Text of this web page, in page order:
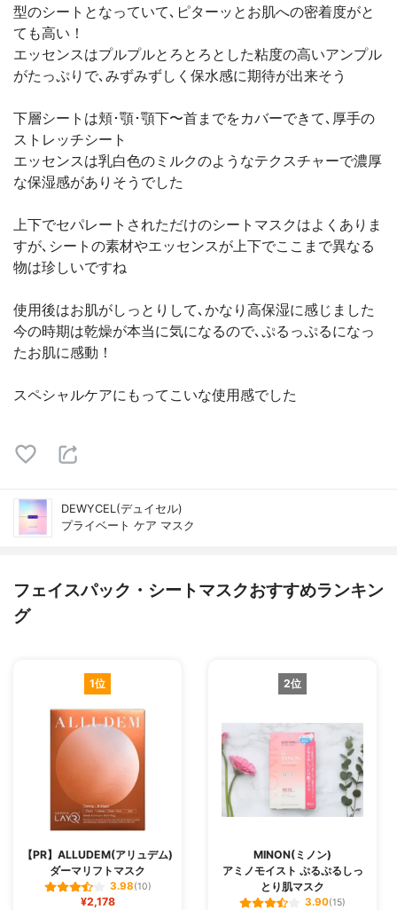
型のシートとなっていて､ピターッとお肌への密着度がと
ても高い！
エッセンスはプルプルとろとろとした粘度の高いアンプル
がたっぷりで､みずみずしく保水感に期待が出来そう
下層シートは頬･顎･顎下〜首までをカバーできて､厚手の
ストレッチシート
エッセンスは乳白色のミルクのようなテクスチャーで濃厚
な保湿感がありそうでした
上下でセパレートされただけのシートマスクはよくありま
すが､シートの素材やエッセンスが上下でここまで異なる
物は珍しいですね
使用後はお肌がしっとりして､かなり高保湿に感じました
今の時期は乾燥が本当に気になるので､ぷるっぷるになっ
たお肌に感動！
スペシャルケアにもってこいな使用感でした
DEWYCEL(デュイセル)
プライベート ケア マスク
フェイスパック・シートマスクおすすめランキン
グ
1位
【PR】ALLUDEM(アリュデム)
ダーマリフトマスク
3.98(10)
¥2,178
2位
MINON(ミノン)
アミノモイスト ぷるぷるしっ
とり肌マスク
3.90(15)